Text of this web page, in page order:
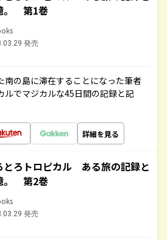
。 第1巻
発売
南の島に滞在することになった筆者
ルでマジカルな45日間の記録と記
詳細を見る
とろトロピカル ある旅の記録と
。 第2巻
発売